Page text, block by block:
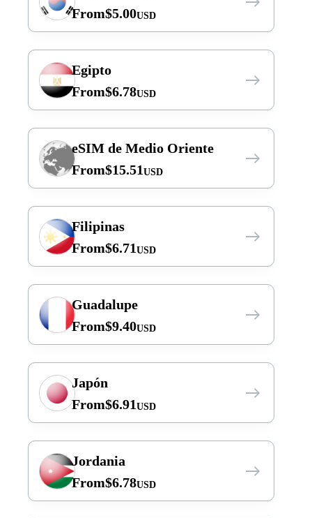
From$5.00USD
Egipto
From$6.78USD
eSIM de Medio Oriente
From$15.51USD
Filipinas
From$6.71USD
Guadalupe
From$9.40USD
Japón
From$6.91USD
Jordania
From$6.78USD